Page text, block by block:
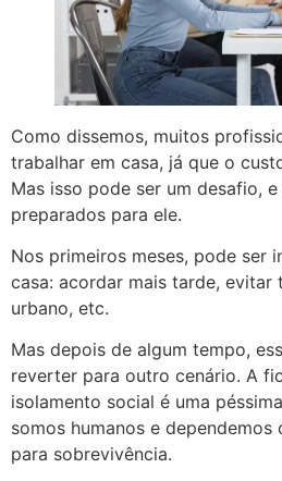
Como dissemos, muitos
trabalhar em casa, já que o
Mas isso pode ser um desafio,
preparados para ele.
Nos primeiros meses, pode ser
casa: acordar mais tarde, evitar
urbano, etc.
Mas depois de algum tempo,
reverter para outro cenário. A
isolamento social é uma
somos humanos e
para sobrevivência.